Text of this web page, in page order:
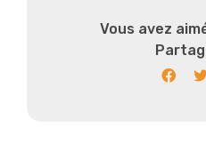
Vous avez